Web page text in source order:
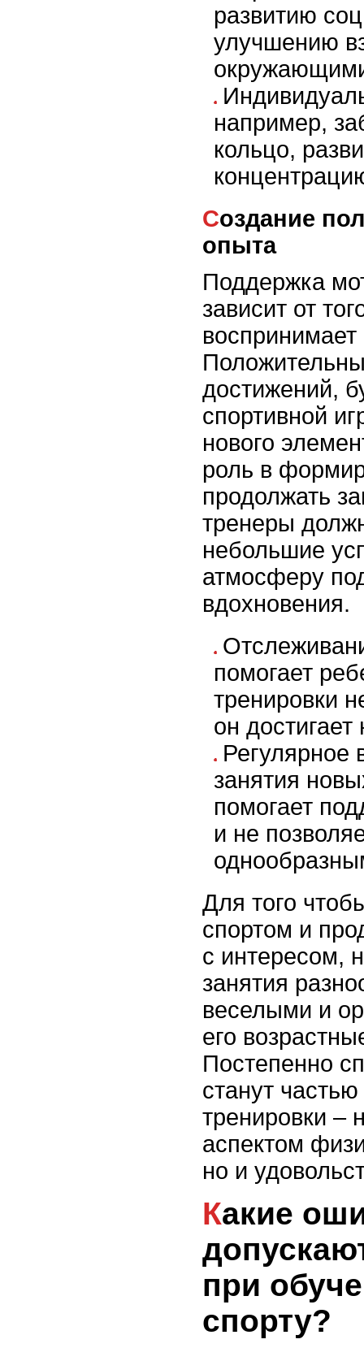
развитию
улучшению
например,
кольцо,
Создание положительного
опыта
Поддержка
зависит от
воспринимает
достижений,
спортивной
нового
роль в
продолжать
тренеры
небольшие
атмосферу
вдохновения.
помогает
тренировки
он
Регулярное
занятия
помогает
и не
Для того
спортом и
с интересом,
занятия
веселыми и
его
Постепенно
станут
тренировки –
аспектом
но и
Какие ошибки часто
при
спорту?